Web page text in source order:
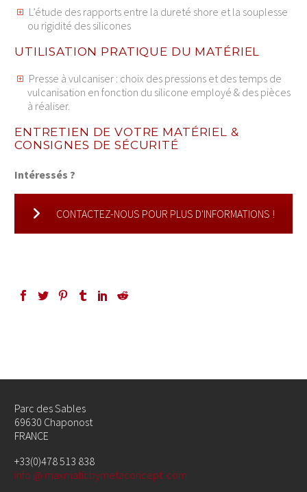
L’étude des rapports entre la dureté shore et la souplesse
ou rigidité des silicones
UTILISATION PRATIQUE DU MATÉRIEL
Presse à vulcaniser : choix des pressions et des temps de
vulcanisation en fonction du silicone employé & des pièces
à réaliser.
ENTRETIEN DE VOTRE MATÉRIEL &
CONSIGNES DE SÉCURITÉ
Intéressés ?
CONTACTEZ-NOUS POUR PLUS D'INFORMATIONS !
Parc des Sables
69630 Chaponost
FRANCE
+33(0)478 513 838
info @ maxmaticbymetaconcept .com